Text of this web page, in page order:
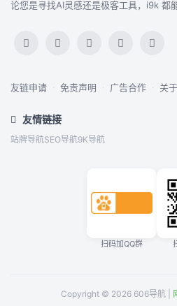
论您是寻找AI灵感还是极客工具，i9k 都
友链申请 · 免责声明 · 广告合作 · 关
友情链接
站牌导航SEO导航9K导航
扫码加QQ群
Copyright © 2026 606导航 |